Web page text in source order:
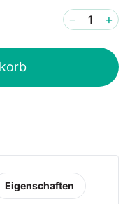
− +
Eigenschaften